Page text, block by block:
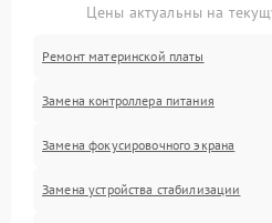
Цены актуальны на
Ремонт материнской платы
Замена контроллера питания
Замена фокусировочного экрана
Замена устройства стабилизации